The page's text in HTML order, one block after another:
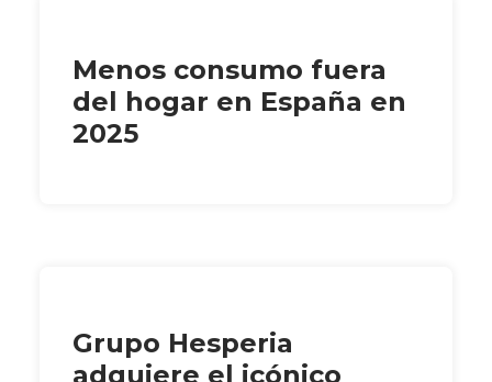
Menos consumo fuera
del hogar en España en
2025
Grupo Hesperia
adquiere el icónico